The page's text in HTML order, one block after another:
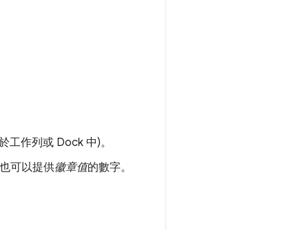
工作列或 Dock 中)。
可以提供徽章值的數字。